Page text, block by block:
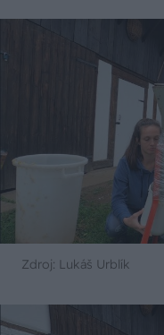
Zdroj: Lukáš Urblík